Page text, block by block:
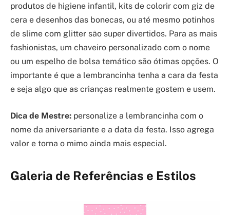
produtos de higiene infantil, kits de colorir com giz de
cera e desenhos das bonecas, ou até mesmo potinhos
de slime com glitter são super divertidos. Para as mais
fashionistas, um chaveiro personalizado com o nome
ou um espelho de bolsa temático são ótimas opções. O
importante é que a lembrancinha tenha a cara da festa
e seja algo que as crianças realmente gostem e usem.
Dica de Mestre: personalize a lembrancinha com o
nome da aniversariante e a data da festa. Isso agrega
valor e torna o mimo ainda mais especial.
Galeria de Referências e Estilos